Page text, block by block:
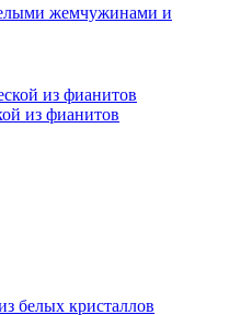
жемчужинами и
из фианитов